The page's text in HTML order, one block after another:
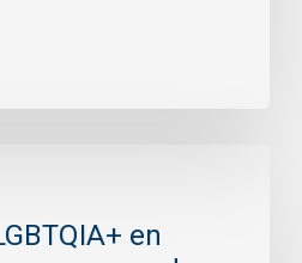
en